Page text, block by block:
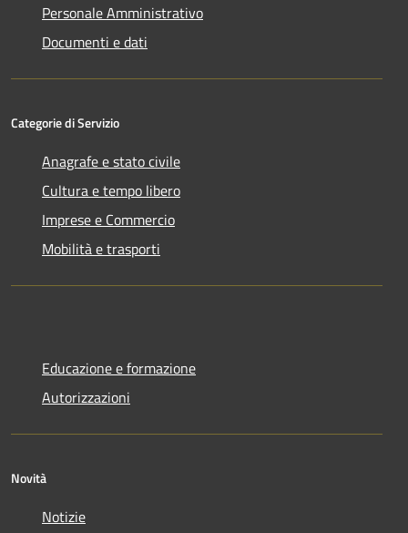
Personale Amministrativo
Documenti e dati
Categorie di Servizio
Anagrafe e stato civile
Cultura e tempo libero
Imprese e Commercio
Mobilità e trasporti
Educazione e formazione
Autorizzazioni
Novità
Notizie